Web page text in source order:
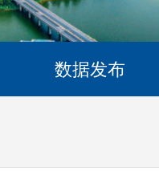
数据发布